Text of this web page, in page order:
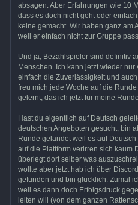
absagen. Aber Erfahrungen wie 10
dass es doch nicht geht oder
keine gemacht. Wir haben ganz am
weil er einfach nicht zur Gruppe
Und ja, Bezahlspieler sind definitiv
Menschen. Ich kann jetzt wieder
einfach die Zuverlässigkeit und
freu mich jede Woche auf die
gelernt, das ich jetzt für meine
Hast du eigentlich auf Deutsch
deutschen Angeboten gesucht, bin
Runde gelandet weil es auf
auf die Plattform verirren sich kaum
überlegt dort selber was
wollte aber jetzt hab ich über
gefunden und bin glücklich. Zumal
weil es dann doch Erfolgsdruck
leiten will (von dem ganzen